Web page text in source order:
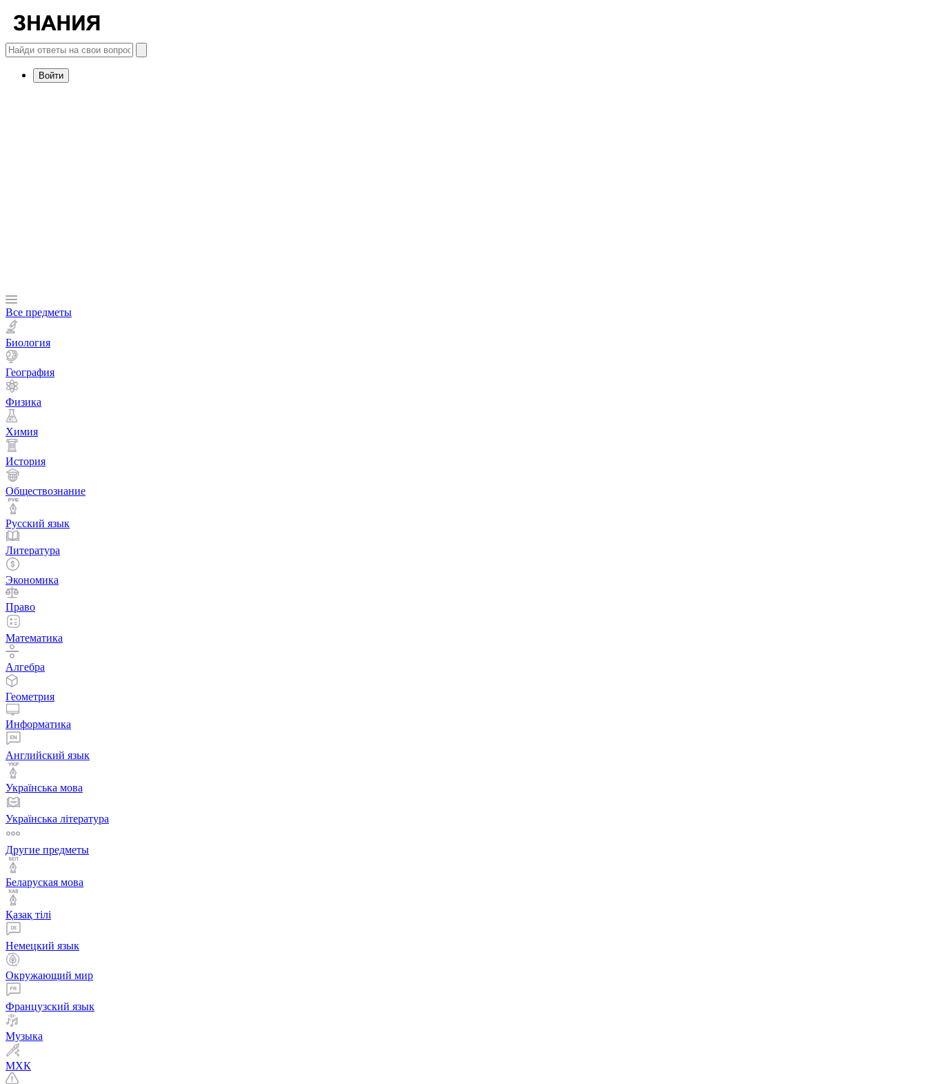
Войти
Все предметы
Биология
География
Физика
Химия
История
Обществознание
Русский язык
Литература
Экономика
Право
Математика
Алгебра
Геометрия
Информатика
Английский язык
Українська мова
Українська література
Другие предметы
Беларуская мова
Қазақ тiлi
Немецкий язык
Окружающий мир
Французский язык
Музыка
МХК